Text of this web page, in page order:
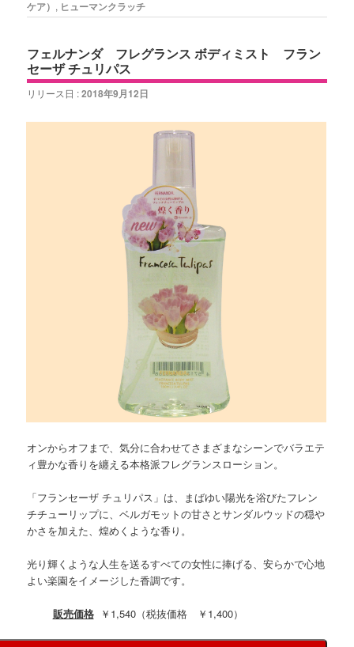
ケア） , ヒューマンクラッチ
フェルナンダ フレグランス ボディミスト フラン
セーザ チュリパス
リリース日 :2018年9月12日
オンからオフまで、気分に合わせてさまざまなシーンでバラエテ
ィ豊かな香りを纏える本格派フレグランスローション。
「フランセーザ チュリパス」は、まばゆい陽光を浴びたフレン
チチューリップに、ベルガモットの甘さとサンダルウッドの穏や
かさを加えた、煌めくような香り。
光り輝くような人生を送るすべての女性に捧げる、安らかで心地
よい楽園をイメージした香調です。
販売価格￥1,540（税抜価格 ￥1,400）